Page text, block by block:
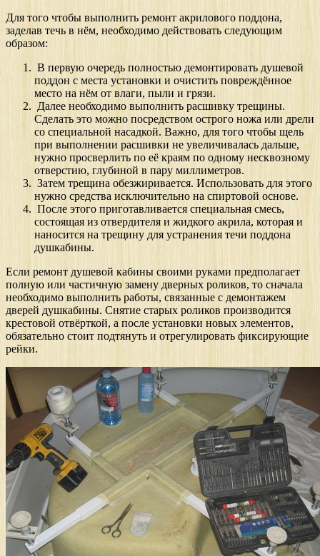
Для того чтобы выполнить ремонт акрилового поддона,
заделав течь в нём, необходимо действовать следующим
образом:
В первую очередь полностью демонтировать душевой
поддон с места установки и очистить повреждённое
место на нём от влаги, пыли и грязи.
Далее необходимо выполнить расшивку трещины.
Сделать это можно посредством острого ножа или дрели
со специальной насадкой. Важно, для того чтобы щель
при выполнении расшивки не увеличивалась дальше,
нужно просверлить по её краям по одному несквозному
отверстию, глубиной в пару миллиметров.
Затем трещина обезжиривается. Использовать для этого
нужно средства исключительно на спиртовой основе.
После этого приготавливается специальная смесь,
состоящая из отвердителя и жидкого акрила, которая и
наносится на трещину для устранения течи поддона
душкабины.
Если ремонт душевой кабины своими руками предполагает
полную или частичную замену дверных роликов, то сначала
необходимо выполнить работы, связанные с демонтажем
дверей душкабины. Снятие старых роликов производится
крестовой отвёрткой, а после установки новых элементов,
обязательно стоит подтянуть и отрегулировать фиксирующие
рейки.